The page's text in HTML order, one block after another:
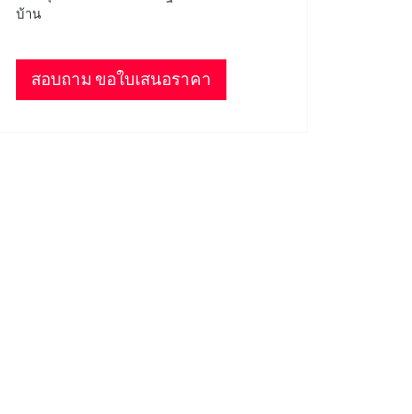
บ้าน
สอบถาม ขอใบเสนอราคา